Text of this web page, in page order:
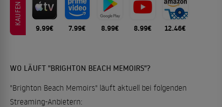
KAUFEN
9.99€ 7.99€ 8.99€ 8.99€ 12.46€
WO LÄUFT "BRIGHTON BEACH MEMOIRS"?
"Brighton Beach Memoirs" läuft aktuell bei folgenden
Streaming-Anbietern: